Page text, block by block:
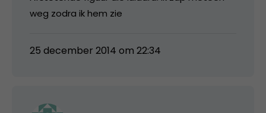
weg zodra ik hem zie
25 december 2014 om 22:34